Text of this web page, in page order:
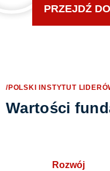
PRZEJDŹ
/POLSKI INSTYTUT
Wartości
Rozwój